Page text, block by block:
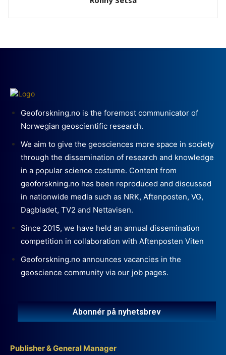
Geoforskning.no is the foremost communicator of
Norwegian geoscientific research.
We aim to give the geosciences more space in society
through the dissemination of research and knowledge
in a popular science costume. Content from
geoforskning.no has been reproduced and discussed
in nationwide media such as NRK, Aftenposten, VG,
Dagbladet, TV2 and Nettavisen.
Since 2015, we have held an annual dissemination
competition in collaboration with Aftenposten Viten
Geoforskning.no announces vacancies in the
geoscience community via our job pages.
Abonnér på nyhetsbrev
Publisher & General Manager